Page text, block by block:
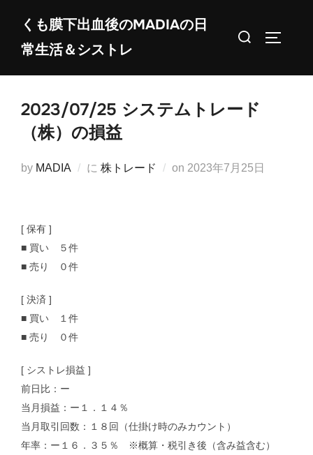
くも膜下出血後のMADIAの日
常生活＆シストレ
検
2023/07/25 システムトレード
（株）の損益
by MADIA に 株トレード on 投
2023年7月25日
[ 保有 ]
■ 買い ５件
■ 売り ０件
[ 決済 ]
■ 買い １件
■ 売り ０件
[ シストレ損益 ]
前日比：ー
当月損益：ー１．１４％
当月取引回数：１８回（仕掛け時のみカウント）
年率：ー１６．３５％ ※概算・税引き後（含み益含む）